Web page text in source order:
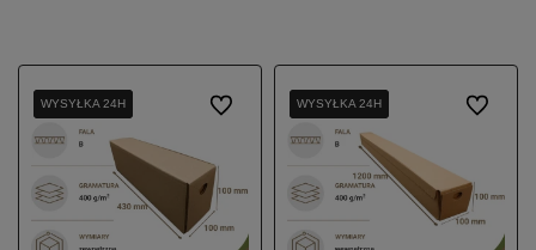
WYSYŁKA 24H
WYSYŁKA 24H
WYSYŁKA 24H Do ulubionychWYSYŁKA 24H
WYSYŁKA 24H
WYSYŁKA 24H Do